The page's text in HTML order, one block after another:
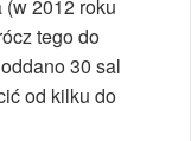
2012 roku
tego do
30 sal
od kilku do